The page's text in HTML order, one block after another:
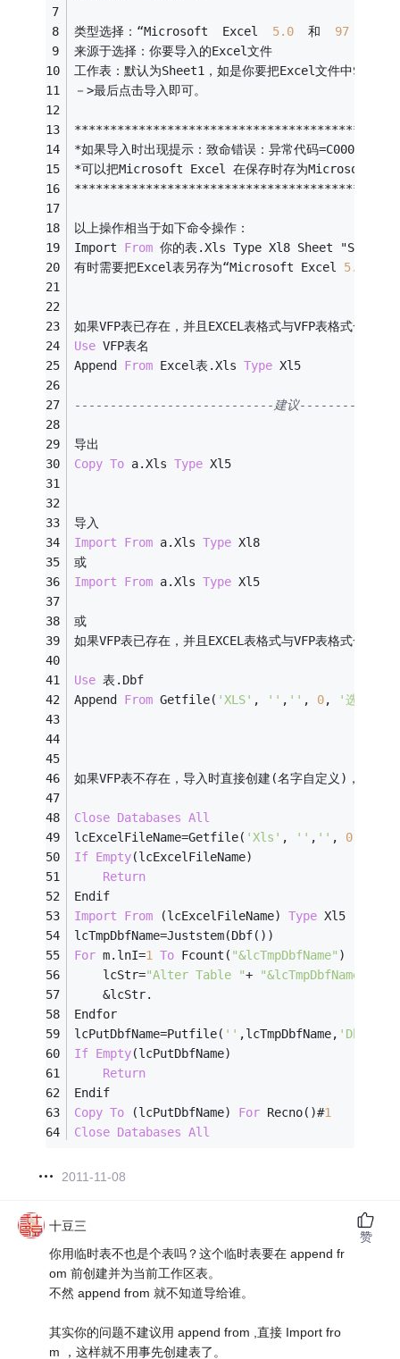
类型选择：“Microsoft  Excel 5.0
  和
97
来源于选择：你要导入的Excel文件
工作表：默认为Sheet1，如是你要把Excel文件中
－>最后点击导入即可。
****************************************
*如果导入时出现提示：致命错误：异常代码=C0000005
*可以把Microsoft Excel 在保存时存为Microsoft
****************************************
以上操作相当于如下命令操作：
Import From 你的表.Xls Type Xl8 Sheet "Sheet2"
有时需要把Excel表另存为“Microsoft Excel 5.0
如果VFP表已存在，并且EXCEL表格式与VFP表格式一样，
Use VFP表名
Append From Excel表.Xls Type Xl5
----------------------------建议
导出
Copy To a.Xls Type Xl5
导入
Import
From a.Xls Type Xl8
或
Import
From a.Xls Type Xl5
或
如果VFP表已存在，并且EXCEL表格式与VFP表格式一样，
Use 表.Dbf
Append From Getfile( 'XLS' , '' , '' , 0, '选择一个
如果VFP表不存在，导入时直接创建(名字自定义)，且导
Close Databases All
lcExcelFileName=Getfile( 'Xls' , '' , '' , 0
If Empty(lcExcelFileName)
Return
Endif
Import
From (lcExcelFileName) Type Xl5
lcTmpDbfName=Juststem(Dbf())
For m.lnI=1 To Fcount( "&lcTmpDbfName" )
	lcStr
="Alter Table "+
"&lcTmpDbfName
&lcStr.
Endfor
lcPutDbfName=Putfile( '' ,lcTmpDbfName, 'Dbf'
If Empty(lcPutDbfName)
Return
Endif
Copy To (lcPutDbfName) For Recno()#1
Close Databases All
2011-11-08
十豆三
你用临时表不也是个表吗？这个临时表要在 append fr
om 前创建并为当前工作区表。
不然 append from 就不知道导给谁。
其实你的问题不建议用 append from ,直接 Import fro
m ，这样就不用事先创建表了。
赞